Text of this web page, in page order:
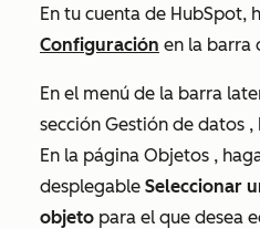
En tu cuenta de HubSpot,
Configuración en la barra
En el menú de la barra
sección Gestión de datos ,
En la página Objetos ,
desplegable Seleccionar
objeto para el que desea